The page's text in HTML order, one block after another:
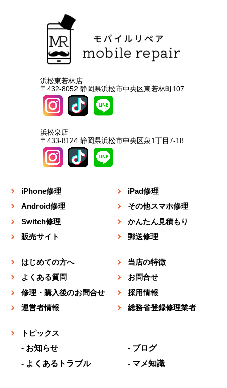
浜松東若林店
〒432-8052 静岡県浜松市中央区東若林町107
浜松泉店
〒433-8124 静岡県浜松市中央区泉1丁目7-18
iPhone修理
iPad修理
Android修理
その他スマホ修理
Switch修理
かんたん見積もり
販売サイト
郵送修理
はじめての方へ
当店の特徴
よくある質問
お問合せ
修理・購入後のお問合せ
採用情報
運営者情報
総務省登録修理業者
トピックス
お知らせ
ブログ
よくあるトラブル
マメ知識